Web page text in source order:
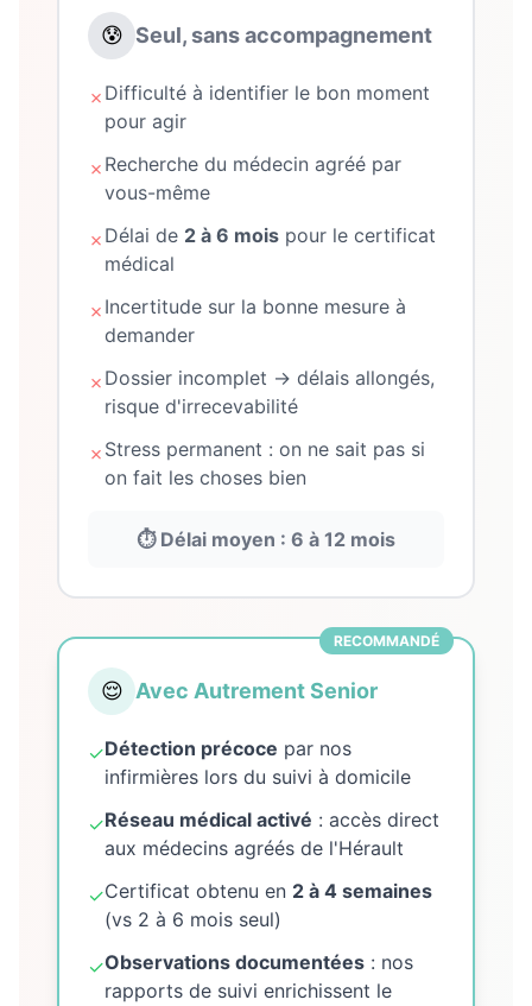
😰 Seul, sans accompagnement
✗ Difficulté à identifier le bon moment
pour agir
✗ Recherche du médecin agréé par
vous-même
✗ Délai de 2 à 6 mois pour le certificat
médical
✗ Incertitude sur la bonne mesure à
demander
✗ Dossier incomplet → délais allongés,
risque d'irrecevabilité
✗ Stress permanent : on ne sait pas si
on fait les choses bien
⏱️ Délai moyen : 6 à 12 mois
RECOMMANDÉ
😌 Avec Autrement Senior
✓Détection précoce par nos
infirmières lors du suivi à domicile
✓Réseau médical activé : accès direct
aux médecins agréés de l'Hérault
✓Certificat obtenu en 2 à 4 semaines
(vs 2 à 6 mois seul)
✓Observations documentées : nos
rapports de suivi enrichissent le